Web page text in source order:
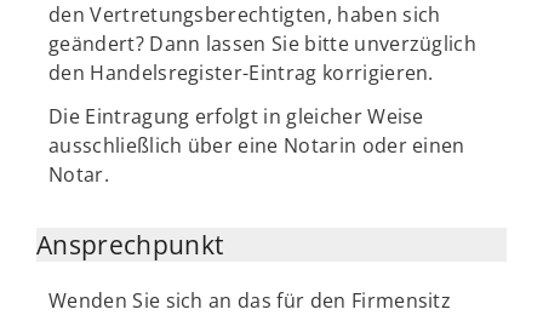
den Vertretungsberechtigten, haben sich
geändert? Dann lassen Sie bitte unverzüglich
den Handelsregister-Eintrag korrigieren.
Die Eintragung erfolgt in gleicher Weise
ausschließlich über eine Notarin oder einen
Notar.
Ansprechpunkt
Wenden Sie sich an das für den Firmensitz